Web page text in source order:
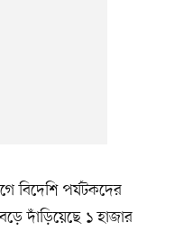
বিদেশি পর্যটকদের
দাঁড়িয়েছে ১ হাজার